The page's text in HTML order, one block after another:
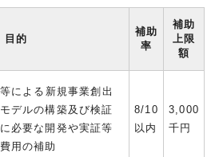
目的
補助
率
補助
上限
額
による新規事業創出
デルの構築及び検証
必要な開発や実証等
用の補助
8/10
以内
3,000
千円